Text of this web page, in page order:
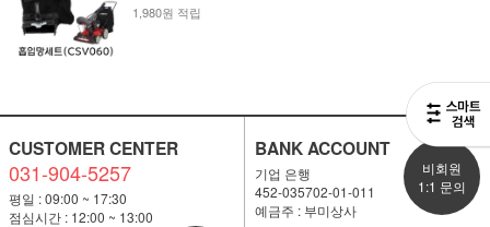
1,980원 적립
CUSTOMER CENTER
031-904-5257
평일 : 09:00 ~ 17:30
점심시간 : 12:00 ~ 13:00
BANK ACCOUNT
기업 은행
452-035702-01-011
예금주 : 부미상사
비회원
1:1 문의